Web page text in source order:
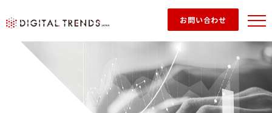
お問い合わせ